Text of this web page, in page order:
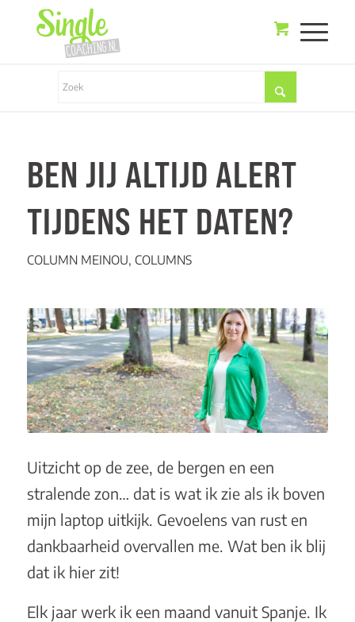
BEN JIJ ALTIJD ALERT
TIJDENS HET DATEN?
COLUMN MEINOU, COLUMNS
Uitzicht op de zee, de bergen en een
stralende zon… dat is wat ik zie als ik boven
mijn laptop uitkijk. Gevoelens van rust en
dankbaarheid overvallen me. Wat ben ik blij
dat ik hier zit!
Elk jaar werk ik een maand vanuit Spanje. Ik